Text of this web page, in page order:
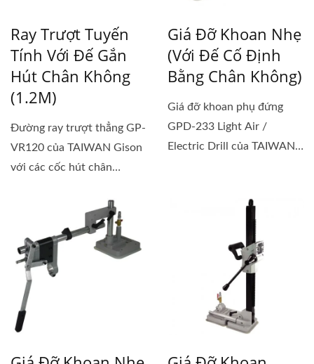
Ray Trượt Tuyến
Tính Với Đế Gắn
Hút Chân Không
(1.2M)
Đường ray trượt thẳng GP-
VR120 của TAIWAN Gison
với các cốc hút chân
Giá Đỡ Khoan Nhẹ
(với Đế Cố Định
Bằng Chân Không)
Giá đỡ khoan phụ đứng
GPD-233 Light Air /
Electric Drill của TAIWAN